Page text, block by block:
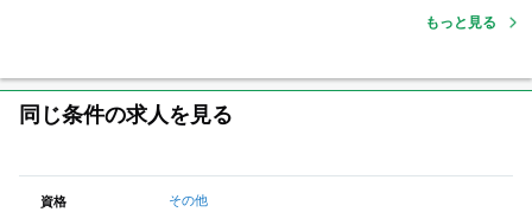
もっと見る
同じ条件の求人を見る
資格 その他